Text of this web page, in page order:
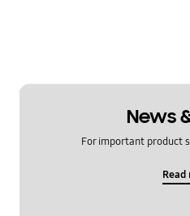
News
For important product
Read